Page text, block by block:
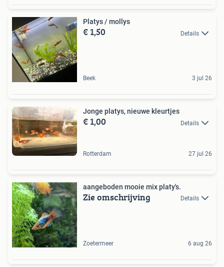
Platys / mollys
€ 1,50 Details
Beek 3 jul 26
Jonge platys, nieuwe kleurtjes
€ 1,00 Details
Rotterdam 27 jul 26
aangeboden mooie mix platy's.
Zie omschrijving Details
Zoetermeer 6 aug 26